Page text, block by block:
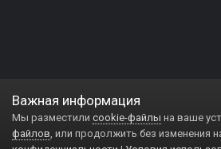
Важная информация
Мы разместили cookie-файлы на ваше
файлов, или продолжить без изменения